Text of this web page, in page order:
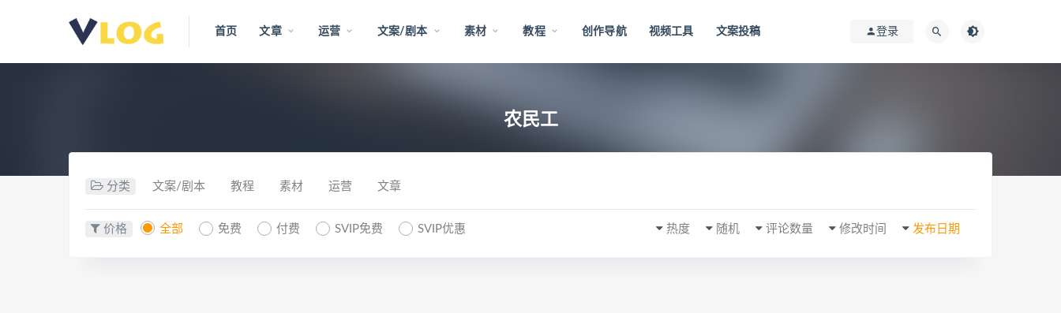
首页 文章 运营 文案/剧本 素材 教程 创作导航 视频工具 文案投稿 登录
农民工
分类 文案/剧本 教程 素材 运营 文章
价格 全部 免费 付费 SVIP免费 SVIP优惠 发布日期
修改时间
评论数量
随机
热度